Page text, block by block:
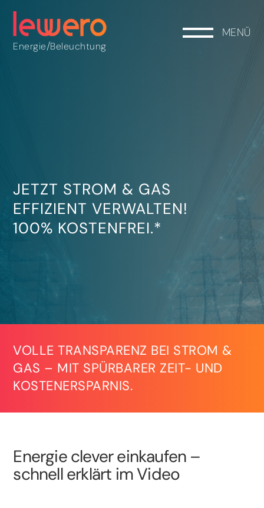
Energie/Beleuchtung
MENÜ
JETZT STROM & GAS
EFFIZIENT VERWALTEN!
100% KOSTENFREI.*
VOLLE TRANSPARENZ BEI STROM &
GAS – MIT SPÜRBARER ZEIT- UND
KOSTENERSPARNIS.
Energie clever einkaufen –
schnell erklärt im Video